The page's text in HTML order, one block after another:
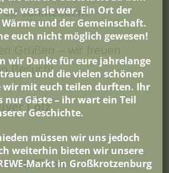
es schmecken!
Besuch!
Lotz
Tisch
was sie war. Ein Ort der
und der Gemeinschaft.
euch nicht möglich gewesen!
wir Danke für eure jahrelange
und die vielen schönen
wir mit euch teilen durften. Ihr
nur Gäste – ihr wart ein Teil
Geschichte.
müssen wir uns jedoch
weiterhin bieten wir unsere
Markt in Großkrotzenburg